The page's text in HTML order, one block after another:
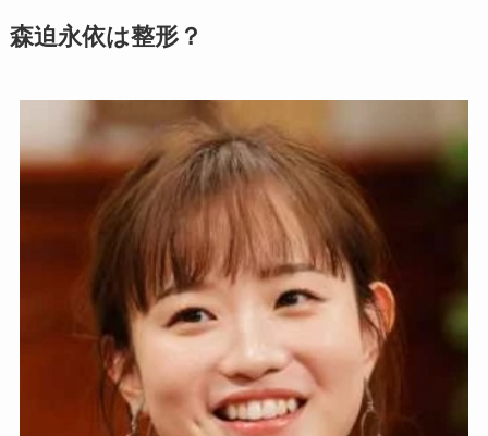
森迫永依は整形？